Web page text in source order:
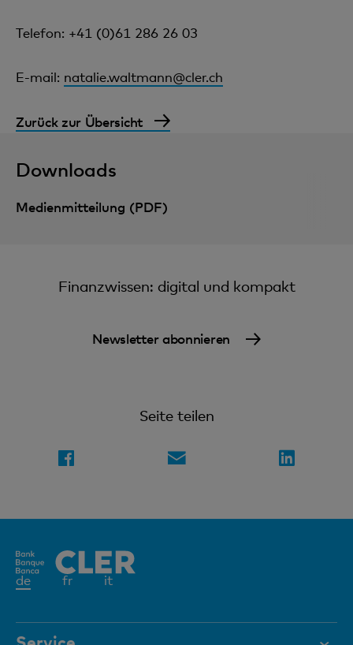
Telefon: +41 (0)61 286 26 03
E-mail: natalie.waltmann@cler.ch
Zurück zur Übersicht
Downloads
Medienmitteilung (PDF)
Finanzwissen: digital und kompakt
Newsletter abonnieren
Seite teilen
deAktives
fr it